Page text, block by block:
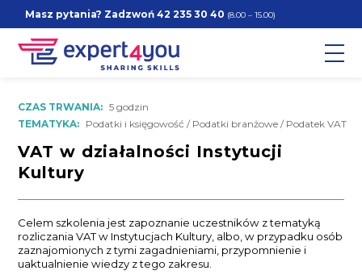
Masz pytania? Zadzwoń42 235 30 40 (8.00 – 15.00)
CZAS TRWANIA: 5 godzin
TEMATYKA: Podatki i księgowość / Podatki branżowe / Podatek VAT
VAT w działalności Instytucji
Kultury
Celem szkolenia jest zapoznanie uczestników z tematyką
rozliczania VAT w Instytucjach Kultury, albo, w przypadku osób
zaznajomionych z tymi zagadnieniami, przypomnienie i
uaktualnienie wiedzy z tego zakresu.